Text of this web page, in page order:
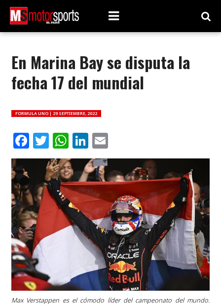
En Marina Bay se disputa la
fecha 17 del mundial
FORMULA UNO | 29 SEPTIEMBRE, 2022
Facebook
Twitter
WhatsApp
LinkedIn
Email
Max Verstappen es el cómodo líder del campeonato del mundo.